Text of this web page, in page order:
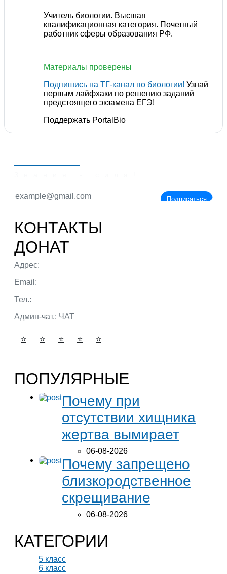
Учитель биологии. Высшая
квалификационная категория. Почетный
работник сферы образования РФ.
Материалы проверены
Подпишись на ТГ-канал по биологии! Узнай
первым лайфхаки по решению заданий
предстоящего экзамена ЕГЭ!
Поддержать PortalBio
Подписаться
КОНТАКТЫ
ДОНАТ
Адрес:
Email:
Тел.:
Админ-чат.: ЧАТ
⭐ ⭐ ⭐ ⭐ ⭐
ПОПУЛЯРНЫЕ
Почему при
отсутствии хищника
жертва вымирает
06-08-2026
Почему запрещено
близкородственное
скрещивание
06-08-2026
КАТЕГОРИИ
5 класс
6 класс